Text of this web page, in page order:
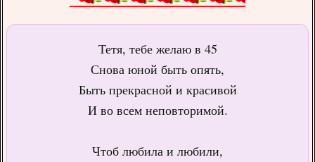
Тетя, тебе желаю в 45
Снова юной быть опять,
Быть прекрасной и красивой
И во всем неповторимой.
Чтоб любила и любили,